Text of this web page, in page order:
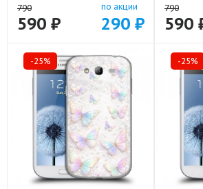
790
590 ₽
по акции
290 ₽
790
590
-25% -25%